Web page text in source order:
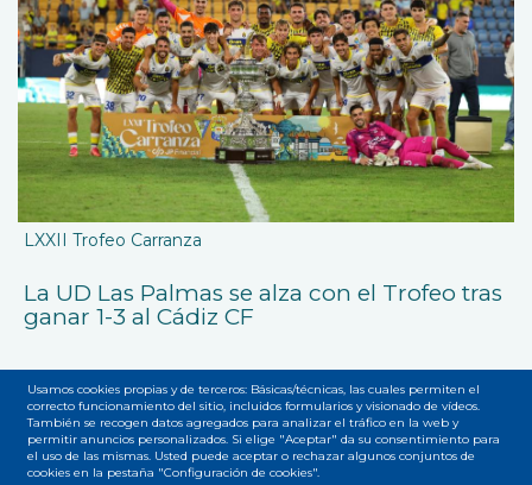
LXXII Trofeo Carranza
La UD Las Palmas se alza con el Trofeo tras
ganar 1-3 al Cádiz CF
Usamos cookies propias y de terceros: Básicas/técnicas, las cuales permiten el
correcto funcionamiento del sitio, incluidos formularios y visionado de vídeos.
También se recogen datos agregados para analizar el tráfico en la web y
permitir anuncios personalizados. Si elige "Aceptar" da su consentimiento para
el uso de las mismas. Usted puede aceptar o rechazar algunos conjuntos de
cookies en la pestaña "Configuración de cookies".